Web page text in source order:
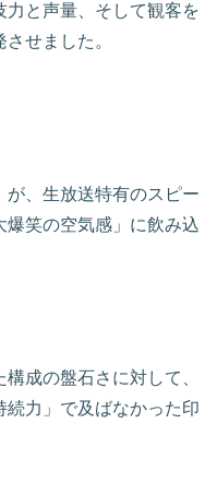
力と声量、そして観客を
せました。
が、生放送特有のスピー
爆笑の空気感」に飲み込
成の盤石さに対して、
力」で及ばなかった印